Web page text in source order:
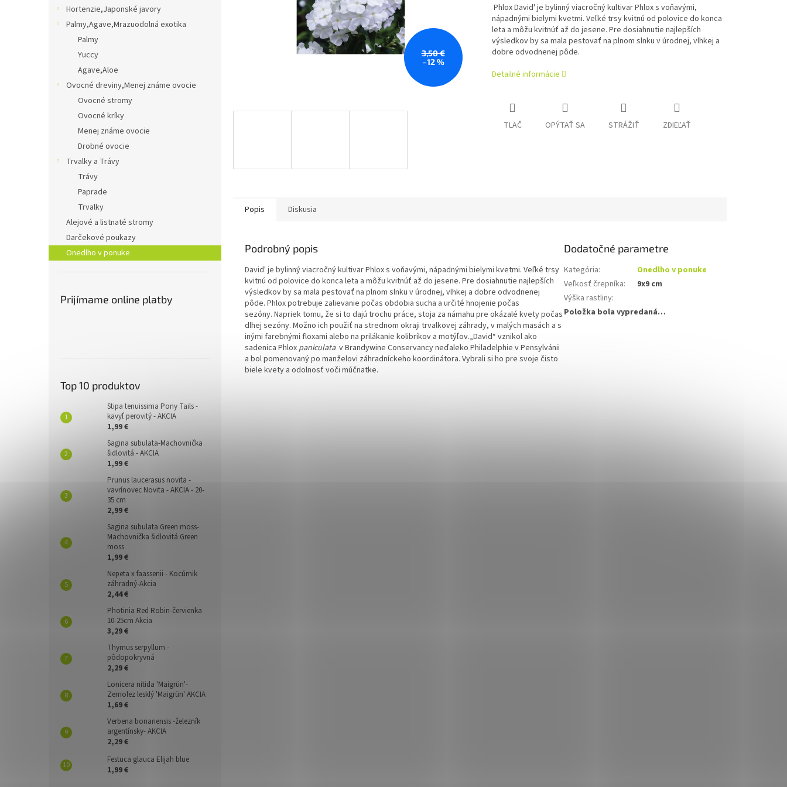
Hortenzie,Japonské javory
Palmy,Agave,Mrazuodolná exotika
Palmy
Yuccy
Agave,Aloe
Ovocné dreviny,Menej známe ovocie
Ovocné stromy
Ovocné kríky
Menej známe ovocie
Drobné ovocie
Trvalky a Trávy
Trávy
Paprade
Trvalky
Alejové a listnaté stromy
Darčekové poukazy
Onedlho v ponuke
Prijímame online platby
Top 10 produktov
Stipa tenuissima Pony Tails -
kavyľ perovitý - AKCIA
1,99 €
Sagina subulata-Machovnička
šidlovitá - AKCIA
1,99 €
Prunus laucerasus novita -
vavrínovec Novita - AKCIA - 20-
35 cm
2,99 €
Sagina subulata Green moss-
Machovnička šidlovitá Green
moss
1,99 €
Nepeta x faassenii - Kocúrnik
záhradný-Akcia
2,44 €
Photinia Red Robin-červienka
10-25cm Akcia
3,29 €
Thymus serpyllum -
pôdopokryvná
2,29 €
Lonicera nitida 'Maigrün'-
Zemolez lesklý 'Maigrün' AKCIA
1,69 €
Verbena bonariensis -železník
argentínsky- AKCIA
2,29 €
Festuca glauca Elijah blue
1,99 €
3,50 €
–12 %
Phlox David' je bylinný viacročný kultivar Phlox s voňavými,
nápadnými bielymi kvetmi. Veľké trsy kvitnú od polovice do konca
leta a môžu kvitnúť až do jesene. Pre dosiahnutie najlepších
výsledkov by sa mala pestovať na plnom slnku v úrodnej, vlhkej a
dobre odvodnenej pôde.
Detailné informácie
TLAČ OPÝTAŤ SA STRÁŽIŤ ZDIEĽAŤ
Popis Diskusia
Podrobný popis
David' je bylinný viacročný kultivar Phlox s voňavými, nápadnými bielymi kvetmi. Veľké trsy
kvitnú od polovice do konca leta a môžu kvitnúť až do jesene. Pre dosiahnutie najlepších
výsledkov by sa mala pestovať na plnom slnku v úrodnej, vlhkej a dobre odvodnenej
pôde. Phlox potrebuje zalievanie počas obdobia sucha a určité hnojenie počas
sezóny. Napriek tomu, že si to dajú trochu práce, stoja za námahu pre okázalé kvety počas
dlhej sezóny. Možno ich použiť na strednom okraji trvalkovej záhrady, v malých masách a s
inými farebnými floxami alebo na prilákanie kolibríkov a motýľov.„David“ vznikol ako
sadenica Phlox paniculatav Brandywine Conservancy neďaleko Philadelphie v Pensylvánii
a bol pomenovaný po manželovi záhradníckeho koordinátora. Vybrali si ho pre svoje čisto
biele kvety a odolnosť voči múčnatke.
Dodatočné parametre
Kategória:
Onedlho v ponuke
Veľkosť črepníka:
9x9 cm
Výška rastliny:
Položka bola vypredaná…